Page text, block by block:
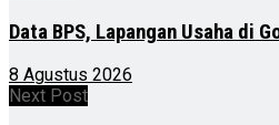
Data BPS, Lapangan Usaha di
8 Agustus 2026
Next Post